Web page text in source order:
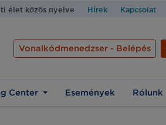
élet közös nyelve Hírek Kapcsolat
Vonalkódmenedzser - Belépés
Center Események Rólunk